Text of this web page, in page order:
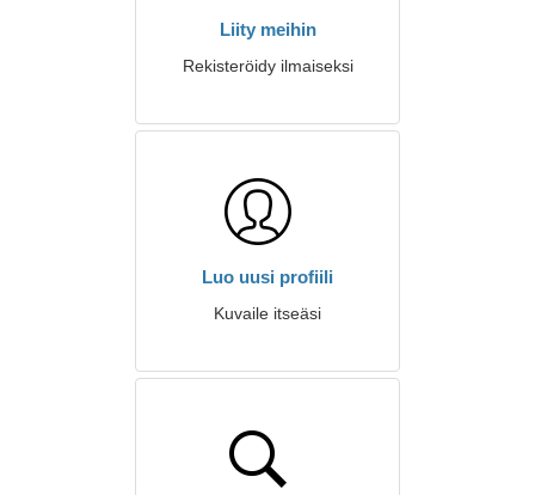
Liity meihin
Rekisteröidy ilmaiseksi
Luo uusi profiili
Kuvaile itseäsi